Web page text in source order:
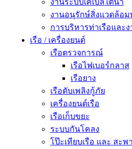
งานอนุรักษ์สิ่งแวดล้อม
การบริหารท่าเรือและง
เรือ / เครื่องยนต์
เรือตรวจการณ์
เรือไฟเบอร์กลาส
เรือยาง
เรือดับเพลิงกู้ภัย
เครื่องยนต์เรือ
เรือเก็บขยะ
ระบบกันโคลง
โป๊ะเทียบเรือ และ สะ